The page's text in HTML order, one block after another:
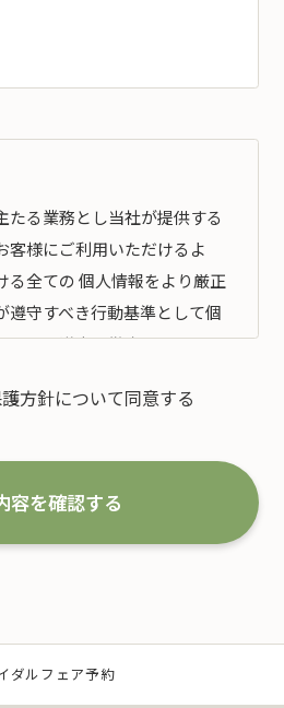
たる業務とし当社が提供する
客様にご利用いただけるよ
る全ての 個人情報をより厳正
遵守すべき行動基準として個
、その遵守の徹底を図りま
を考慮した適切な個人情報
で定める場合を除き、その利
囲 内において利用いたしま
方針について同意する
容を確認する
ダルフェア予約